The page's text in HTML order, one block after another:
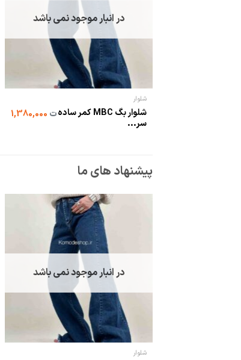
در انبار موجود نمی باشد
شلوار
شلوار بگ MBC کمر ساده
سر...
ت
پیشنهاد های ما
در انبار موجود نمی باشد
شلوار